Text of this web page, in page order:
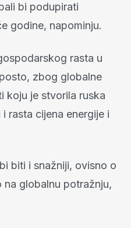
bi podupirati
godine, napominju.
rasta u
zbog globalne
koju je stvorila ruska
rasta cijena energije i
biti i snažniji, ovisno o
globalnu potražnju,